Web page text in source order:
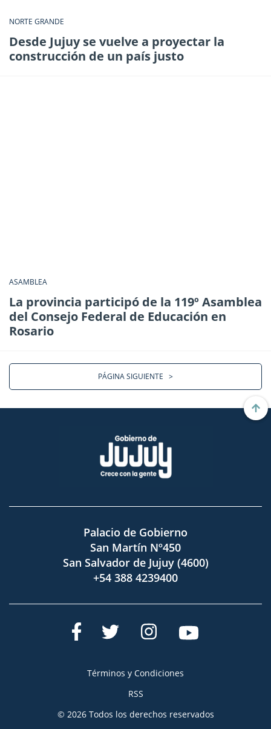
NORTE GRANDE
Desde Jujuy se vuelve a proyectar la
construcción de un país justo
ASAMBLEA
La provincia participó de la 119º Asamblea
del Consejo Federal de Educación en
Rosario
PÁGINA SIGUIENTE >
Palacio de Gobierno
San Martín Nº450
San Salvador de Jujuy (4600)
+54 388 4239400
Términos y Condiciones
RSS
© 2026 Todos los derechos reservados